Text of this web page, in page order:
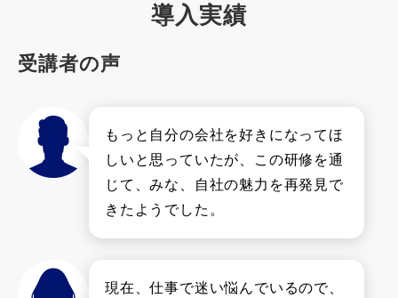
導入実績
受講者の声
もっと自分の会社を好きになってほ
しいと思っていたが、この研修を通
じて、みな、自社の魅力を再発見で
きたようでした。
現在、仕事で迷い悩んでいるので、